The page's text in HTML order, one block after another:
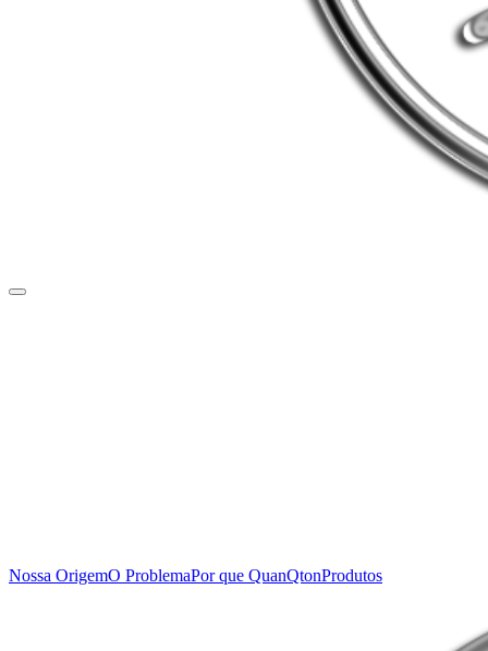
Nossa OrigemO ProblemaPor que QuanQtonProdutos